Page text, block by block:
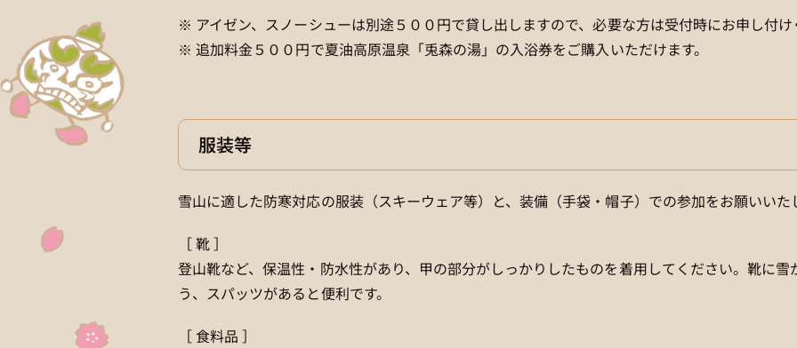
※ アイゼン、スノーシューは別途５００円で貸し出しますので、必要な方は受付時にお申し付
※ 追加料金５００円で夏油高原温泉「兎森の湯」の入浴券をご購入いただけます。
服装等
雪山に適した防寒対応の服装（スキーウェア等）と、装備（手袋・帽子）での参加をお願いいた
［ 靴 ］
登山靴など、保温性・防水性があり、甲の部分がしっかりしたものを着用してください。靴に雪
う、スパッツがあると便利です。
［ 食料品 ］